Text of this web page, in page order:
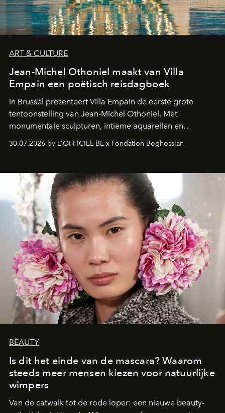
ART & CULTURE
Jean-Michel Othoniel maakt van Villa
Empain een poëtisch reisdagboek
In Brussel presenteert Villa Empain de eerste grote
tentoonstelling van Jean-Michel Othoniel. Met
monumentale sculpturen, intieme aquarellen en
een emotionele reis waarin elk werk de herinnering
moment van verwondering.
30.07.2026 by L'OFFICIEL BE x Fondation Boghossian
BEAUTY
Is dit het einde van de mascara? Waarom
steeds meer mensen kiezen voor natuurlijke
wimpers
Van de catwalk tot de rode loper: een nieuwe beauty-